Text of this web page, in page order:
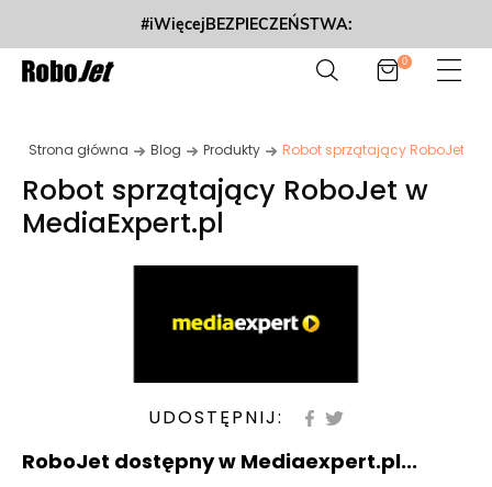
#iWięcejBEZPIECZEŃSTWA:
0
Strona główna Blog Produkty Robot sprzątający RoboJet w
Robot sprzątający RoboJet w
MediaExpert.pl
UDOSTĘPNIJ:
RoboJet dostępny w Mediaexpert.pl...